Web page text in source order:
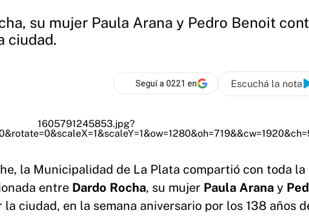
su mujer Paula Arana y Pedro Benoit
ciudad.
Seguí a 0221 en Escuchá la nota
la Municipalidad de La Plata compartió con toda la
entre Dardo Rocha, su mujer Paula Arana y
ciudad, en la semana aniversario por los 138 años